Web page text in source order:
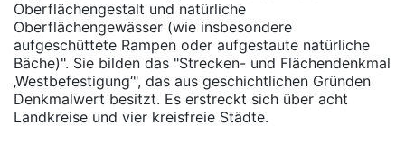
Oberflächengestalt und natürliche
Oberflächengewässer (wie insbesondere
aufgeschüttete Rampen oder aufgestaute natürliche
Bäche)". Sie bilden das "Strecken- und Flächendenkmal
‚Westbefestigung‘", das aus geschichtlichen Gründen
Denkmalwert besitzt. Es erstreckt sich über acht
Landkreise und vier kreisfreie Städte.